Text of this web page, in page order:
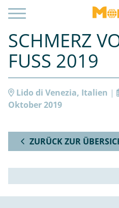
SCHMERZ
FUSS 2019
Lido di Venezia, Italien |
Oktober 2019
ZURÜCK ZUR